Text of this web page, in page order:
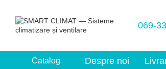
069-
Catalog Despre noi